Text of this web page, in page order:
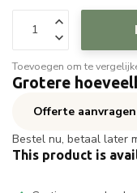
Toevoegen om te
Grotere
Offerte aanvragen
Bestel nu, betaal later
This product is